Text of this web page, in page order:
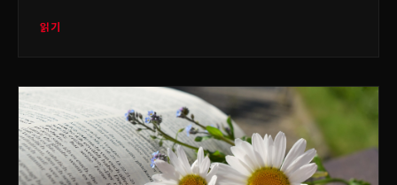
읽기